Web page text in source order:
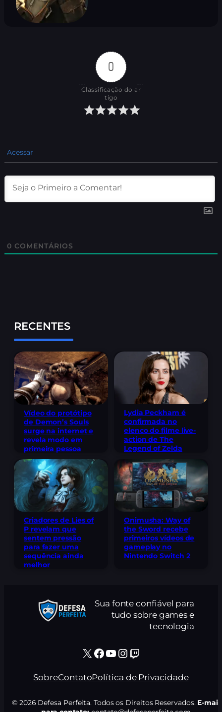
0
Classificação do ar
tigo
Acessar
0 COMENTÁRIOS
RECENTES
Vídeo do protótipo
de Demon’s Souls
surge na internet e
revela modo em
primeira pessoa
Lydia Peckham é
confirmada no
elenco do filme live-
action de The
Legend of Zelda
Criadores de Lies of
P revelam que
sentem pressão
para fazer uma
sequência ainda
melhor
Onimusha: Way of
the Sword recebe
primeiros vídeos de
gameplay no
Nintendo Switch 2
Sua fonte confiável para
tudo sobre games e
tecnologia
X Facebook Youtube Instagram Twitch
SobreContatoPolítica de Privacidade
© 2026 Defesa Perfeita. Todos os Direitos Reservados. E-mail